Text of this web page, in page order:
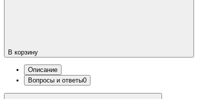
В корзину
Описание
Вопросы и ответы0